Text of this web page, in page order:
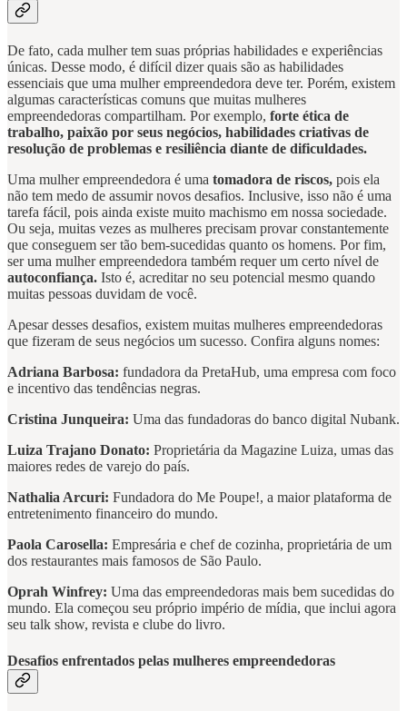
De fato, cada mulher tem suas próprias habilidades e experiências
únicas. Desse modo, é difícil dizer quais são as habilidades
essenciais que uma mulher empreendedora deve ter. Porém, existem
algumas características comuns que muitas mulheres
empreendedoras compartilham. Por exemplo, forte ética de
trabalho, paixão por seus negócios, habilidades criativas de
resolução de problemas e resiliência diante de dificuldades.
Uma mulher empreendedora é uma tomadora de riscos, pois ela
não tem medo de assumir novos desafios. Inclusive, isso não é uma
tarefa fácil, pois ainda existe muito machismo em nossa sociedade.
Ou seja, muitas vezes as mulheres precisam provar constantemente
que conseguem ser tão bem-sucedidas quanto os homens. Por fim,
ser uma mulher empreendedora também requer um certo nível de
autoconfiança. Isto é, acreditar no seu potencial mesmo quando
muitas pessoas duvidam de você.
Apesar desses desafios, existem muitas mulheres empreendedoras
que fizeram de seus negócios um sucesso. Confira alguns nomes:
Adriana Barbosa: fundadora da PretaHub, uma empresa com foco
e incentivo das tendências negras.
Cristina Junqueira: Uma das fundadoras do banco digital Nubank.
Luiza Trajano Donato: Proprietária da Magazine Luiza, umas das
maiores redes de varejo do país.
Nathalia Arcuri: Fundadora do Me Poupe!, a maior plataforma de
entretenimento financeiro do mundo.
Paola Carosella: Empresária e chef de cozinha, proprietária de um
dos restaurantes mais famosos de São Paulo.
Oprah Winfrey: Uma das empreendedoras mais bem sucedidas do
mundo. Ela começou seu próprio império de mídia, que inclui agora
seu talk show, revista e clube do livro.
Desafios enfrentados pelas mulheres empreendedoras